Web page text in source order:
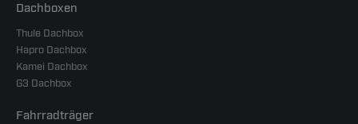
Dachboxen
Thule Dachbox
Hapro Dachbox
Kamei Dachbox
G3 Dachbox
Fahrradträger